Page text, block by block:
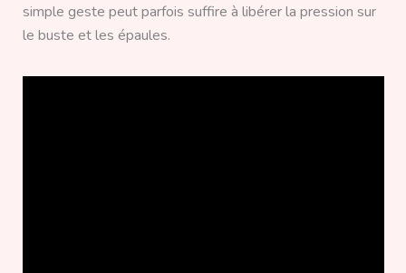
simple geste peut parfois suffire à libérer la pression sur
le buste et les épaules.